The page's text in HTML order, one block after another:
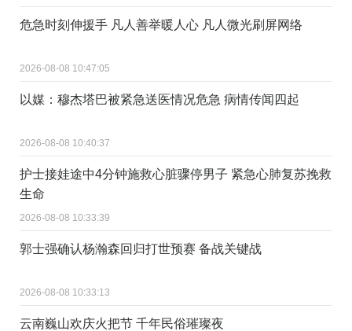
危急时刻伸援手 凡人善举暖人心 凡人微光刷屏网络
2026-08-08 10:47:05
以媒：穆杰塔巴被紧急送医情况危急 病情传闻四起
2026-08-08 10:40:37
护士接娃途中4分钟施救心脏骤停男子 紧急心肺复苏挽救
生命
2026-08-08 10:33:39
郭士强确认杨瀚森回归打世预赛 备战关键战
2026-08-08 10:33:13
云南巍山欢庆火把节 千年民俗璀璨夜